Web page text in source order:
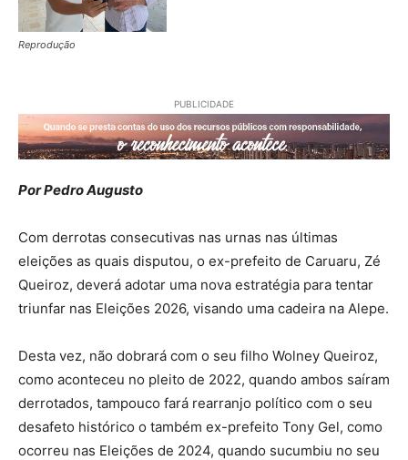
Reprodução
PUBLICIDADE
Por Pedro Augusto
Com derrotas consecutivas nas urnas nas últimas
eleições as quais disputou, o ex-prefeito de Caruaru, Zé
Queiroz, deverá adotar uma nova estratégia para tentar
triunfar nas Eleições 2026, visando uma cadeira na Alepe.
Desta vez, não dobrará com o seu filho Wolney Queiroz,
como aconteceu no pleito de 2022, quando ambos saíram
derrotados, tampouco fará rearranjo político com o seu
desafeto histórico o também ex-prefeito Tony Gel, como
ocorreu nas Eleições de 2024, quando sucumbiu no seu